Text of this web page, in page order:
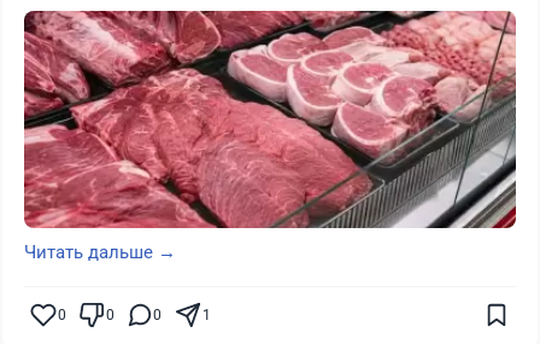
Читать дальше →
0 0 0 1